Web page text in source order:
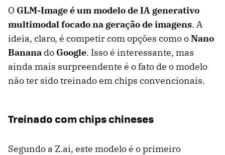
O GLM-Image é um modelo de IA generativo
multimodal focado na geração de imagens. A
ideia, claro, é competir com opções como oNano
Banana do Google. Isso é interessante, mas
ainda mais surpreendente é o fato de o modelo
não ter sido treinado em chips convencionais.
Treinado com chips chineses
Segundo a Z.ai, este modelo é o primeiro